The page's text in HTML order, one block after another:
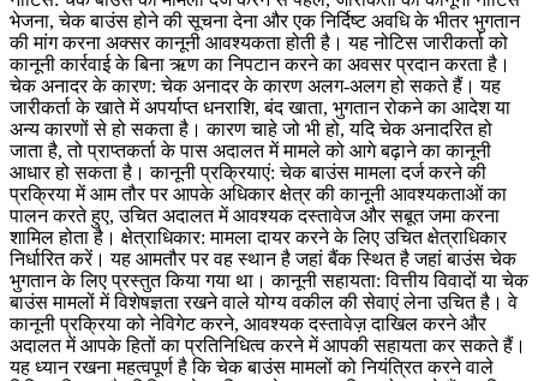
भेजना, चेक बाउंस होने की सूचना देना और एक निर्दिष्ट अवधि के भीतर भुगतान
की मांग करना अक्सर कानूनी आवश्यकता होती है। यह नोटिस जारीकर्ता को
कानूनी कार्रवाई के बिना ऋण का निपटान करने का अवसर प्रदान करता है।
चेक अनादर के कारण: चेक अनादर के कारण अलग-अलग हो सकते हैं। यह
जारीकर्ता के खाते में अपर्याप्त धनराशि, बंद खाता, भुगतान रोकने का आदेश या
अन्य कारणों से हो सकता है। कारण चाहे जो भी हो, यदि चेक अनादरित हो
जाता है, तो प्राप्तकर्ता के पास अदालत में मामले को आगे बढ़ाने का कानूनी
आधार हो सकता है। कानूनी प्रक्रियाएं: चेक बाउंस मामला दर्ज करने की
प्रक्रिया में आम तौर पर आपके अधिकार क्षेत्र की कानूनी आवश्यकताओं का
पालन करते हुए, उचित अदालत में आवश्यक दस्तावेज और सबूत जमा करना
शामिल होता है। क्षेत्राधिकार: मामला दायर करने के लिए उचित क्षेत्राधिकार
निर्धारित करें। यह आमतौर पर वह स्थान है जहां बैंक स्थित है जहां बाउंस चेक
भुगतान के लिए प्रस्तुत किया गया था। कानूनी सहायता: वित्तीय विवादों या चेक
बाउंस मामलों में विशेषज्ञता रखने वाले योग्य वकील की सेवाएं लेना उचित है। वे
कानूनी प्रक्रिया को नेविगेट करने, आवश्यक दस्तावेज़ दाखिल करने और
अदालत में आपके हितों का प्रतिनिधित्व करने में आपकी सहायता कर सकते हैं।
यह ध्यान रखना महत्वपूर्ण है कि चेक बाउंस मामलों को नियंत्रित करने वाले